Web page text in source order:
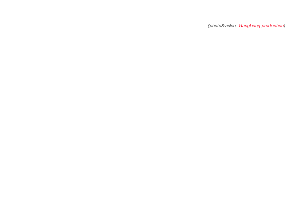
(photo&video: Gangbang production)